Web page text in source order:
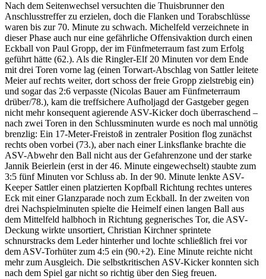
Nach dem Seitenwechsel versuchten die Thuisbrunner den
Anschlusstreffer zu erzielen, doch die Flanken und Torabschlüsse
waren bis zur 70. Minute zu schwach. Michelfeld verzeichnete in
dieser Phase auch nur eine gefährliche Offensivaktion durch einen
Eckball von Paul Gropp, der im Fünfmeterraum fast zum Erfolg
geführt hätte (62.). Als die Ringler-Elf 20 Minuten vor dem Ende
mit drei Toren vorne lag (einen Torwart-Abschlag von Sattler leitete
Meier auf rechts weiter, dort schoss der freie Gropp zielstrebig ein)
und sogar das 2:6 verpasste (Nicolas Bauer am Fünfmeterraum
drüber/78.), kam die treffsichere Aufholjagd der Gastgeber gegen
nicht mehr konsequent agierende ASV-Kicker doch überraschend –
nach zwei Toren in den Schlussminuten wurde es noch mal unnötig
brenzlig: Ein 17-Meter-Freistoß in zentraler Position flog zunächst
rechts oben vorbei (73.), aber nach einer Linksflanke brachte die
ASV-Abwehr den Ball nicht aus der Gefahrenzone und der starke
Jannik Beierlein (erst in der 46. Minute eingewechselt) staubte zum
3:5 fünf Minuten vor Schluss ab. In der 90. Minute lenkte ASV-
Keeper Sattler einen platzierten Kopfball Richtung rechtes unteres
Eck mit einer Glanzparade noch zum Eckball. In der zweiten von
drei Nachspielminuten spielte die Heimelf einen langen Ball aus
dem Mittelfeld halbhoch in Richtung gegnerisches Tor, die ASV-
Deckung wirkte unsortiert, Christian Kirchner sprintete
schnurstracks dem Leder hinterher und lochte schließlich frei vor
dem ASV-Torhüter zum 4:5 ein (90.+2). Eine Minute reichte nicht
mehr zum Ausgleich. Die selbstkritischen ASV-Kicker konnten sich
nach dem Spiel gar nicht so richtig über den Sieg freuen.